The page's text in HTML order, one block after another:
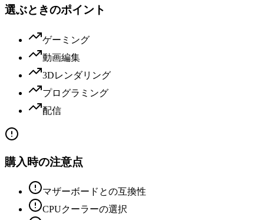
選ぶときのポイント
ゲーミング
動画編集
3Dレンダリング
プログラミング
配信
購入時の注意点
マザーボードとの互換性
CPUクーラーの選択